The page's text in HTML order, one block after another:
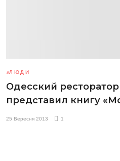
ЛЮДИ
Одесский
представил книгу
25 Вересня 2013 1